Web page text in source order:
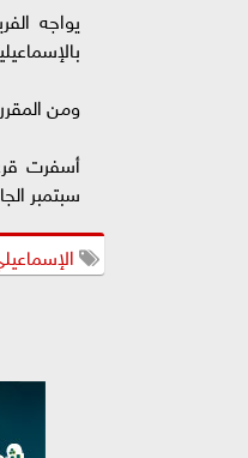
يواجه
ومن
سبتمبر